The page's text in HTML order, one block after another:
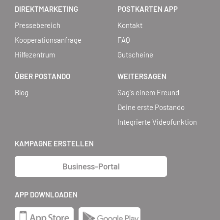
DIREKTMARKETING
Pressebereich
Kooperationsanfrage
Hilfezentrum
POSTKARTEN APP
Kontakt
FAQ
Gutscheine
ÜBER POSTANDO
Blog
WEITERSAGEN
Sag's einem Freund
Deine erste Postando
Integrierte Videofunktion
KAMPAGNE ERSTELLEN
Business-Portal
APP DOWNLOADEN